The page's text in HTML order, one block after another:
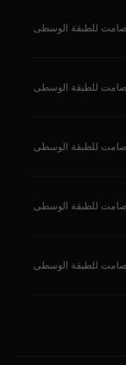
الصامت للطبقة الوسطى
الصامت للطبقة الوسطى
الصامت للطبقة الوسطى
الصامت للطبقة الوسطى
الصامت للطبقة الوسطى